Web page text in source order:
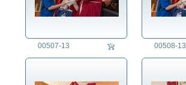
00507-13 00508-13